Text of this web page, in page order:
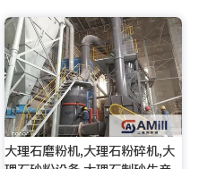
大理石磨粉机,大理石粉碎机,大